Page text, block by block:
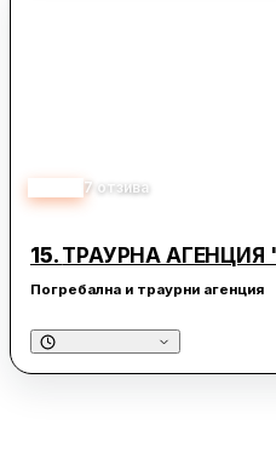
7 отзива
15. ТРАУРНА АГЕНЦИЯ
Погребална и траурни агенция